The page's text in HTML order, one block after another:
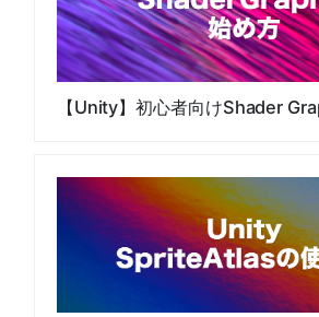
【Unity】初心者向けShader